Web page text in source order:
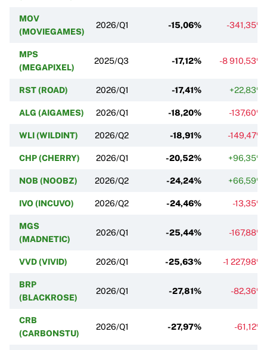
MOV
(MOVIEGAMES)
2026/Q1 -15,06% -341,35%
MPS
(MEGAPIXEL)
2025/Q3 -17,12% -8 910,53%
RST (ROAD) 2026/Q1 -17,41% +22,83%
ALG (AIGAMES) 2026/Q1 -18,20% -137,60%
WLI (WILDINT) 2026/Q2 -18,91% -149,47%
CHP (CHERRY) 2026/Q1 -20,52% +96,35%
NOB (NOOBZ) 2026/Q2 -24,24% +66,59%
IVO (INCUVO) 2026/Q2 -24,46% -13,35%
MGS
(MADNETIC)
2026/Q1 -25,44% -167,88%
VVD (VIVID) 2026/Q1 -25,63% -1 227,98%
BRP
(BLACKROSE)
2026/Q1 -27,81% -82,36%
CRB
(CARBONSTU)
2026/Q1 -27,97% -61,12%